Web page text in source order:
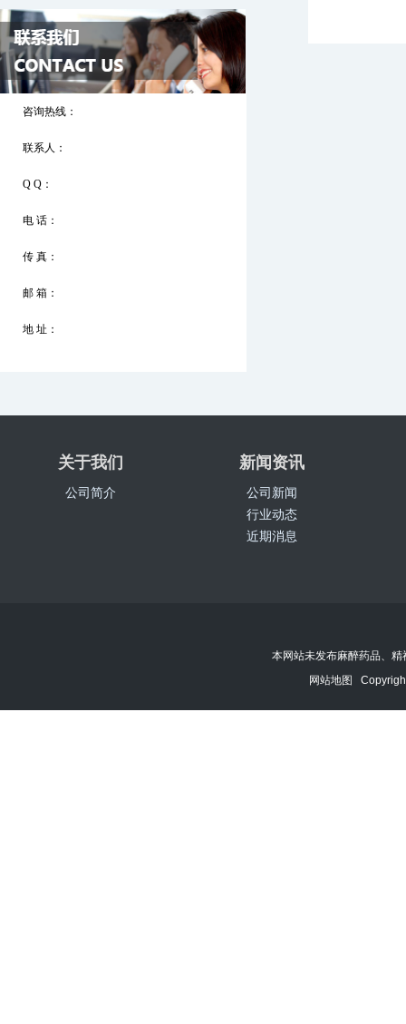
咨询热线：
联系人：
Q Q：
电 话：
传 真：
邮 箱：
地 址：
关于我们
公司简介
新闻资讯
公司新闻
行业动态
近期消息
本网站未发布麻醉药品、
网站地图